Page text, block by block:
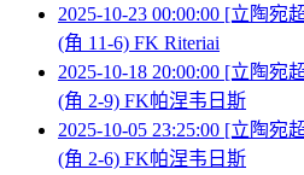
2025-10-23 00:00:00 [立陶宛
(角 11-6) FK Riteriai
2025-10-18 20:00:00 [立陶宛
(角 2-9) FK帕涅韦日斯
2025-10-05 23:25:00 [立陶宛
(角 2-6) FK帕涅韦日斯